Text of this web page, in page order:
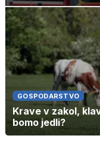
GOSPODARSTVO
Krave v zakol,
bomo jedli?